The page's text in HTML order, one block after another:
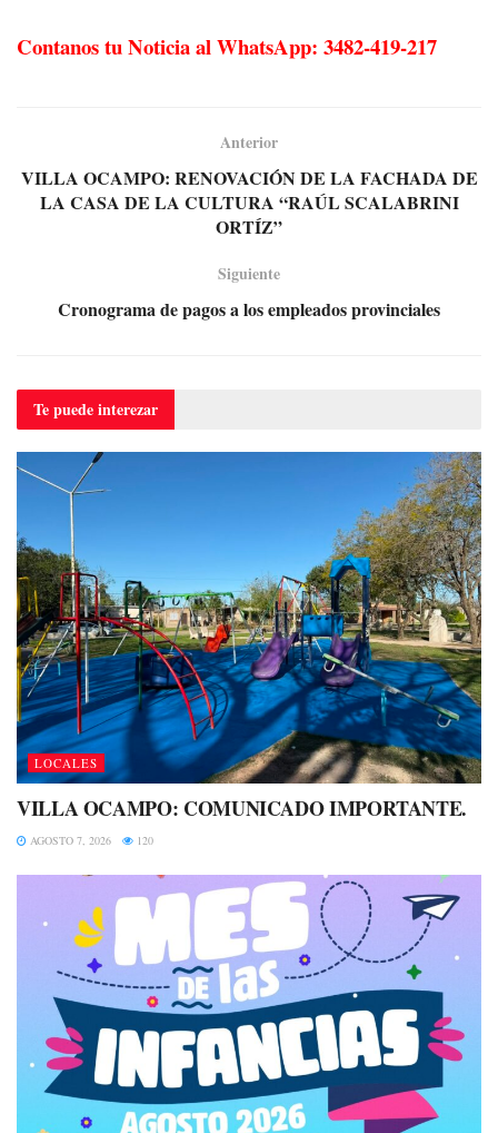
Contanos tu Noticia al WhatsApp: 3482-419-217
Anterior
VILLA OCAMPO: RENOVACIÓN DE LA FACHADA DE
LA CASA DE LA CULTURA “RAÚL SCALABRINI
ORTÍZ”
Siguiente
Cronograma de pagos a los empleados provinciales
Te puedeinterezar
LOCALES
VILLA OCAMPO: COMUNICADO IMPORTANTE.
AGOSTO 7, 2026 120